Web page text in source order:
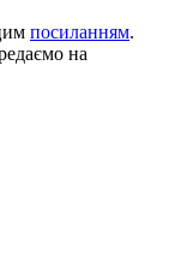
посиланням.
на